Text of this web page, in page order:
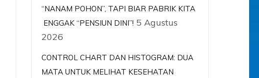
“NANAM POHON”, TAPI BIAR PABRIK KITA
ENGGAK “PENSIUN DINI”! 5 Agustus
2026
CONTROL CHART DAN HISTOGRAM: DUA
MATA UNTUK MELIHAT KESEHATAN